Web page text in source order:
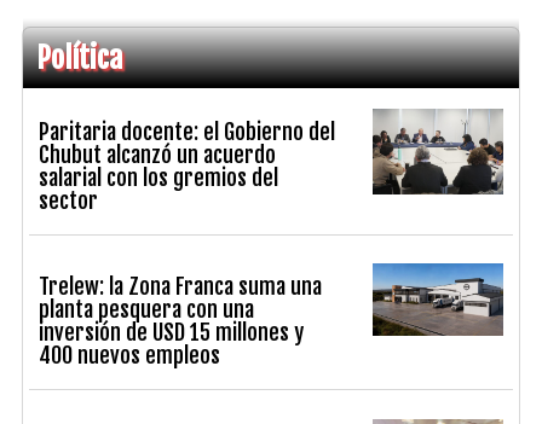
Política
Paritaria docente: el Gobierno del
Chubut alcanzó un acuerdo
salarial con los gremios del
sector
Trelew: la Zona Franca suma una
planta pesquera con una
inversión de USD 15 millones y
400 nuevos empleos